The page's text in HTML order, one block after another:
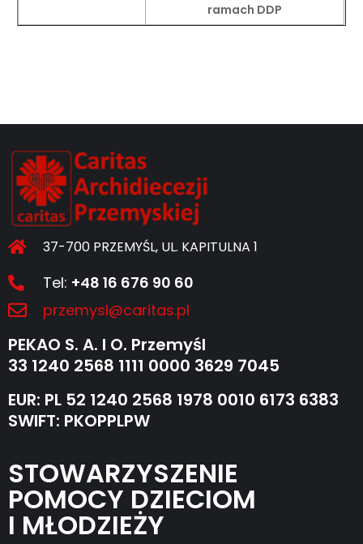
ramach DDP
37-700 PRZEMYŚL, UL. KAPITULNA 1
Tel: +48 16 676 90 60
przemysl@caritas.pl
PEKAO S. A. I O. Przemyśl
33 1240 2568 1111 0000 3629 7045
EUR: PL 52 1240 2568 1978 0010 6173 6383
SWIFT: PKOPPLPW
STOWARZYSZENIE
POMOCY DZIECIOM
I MŁODZIEŻY